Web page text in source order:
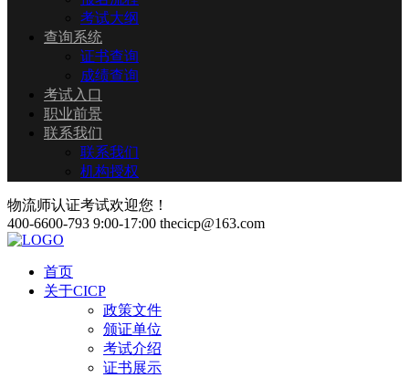
考试大纲
查询系统
证书查询
成绩查询
考试入口
职业前景
联系我们
联系我们
机构授权
物流师认证考试欢迎您！
400-6600-793 9:00-17:00 thecicp@163.com
首页
关于CICP
政策文件
颁证单位
考试介绍
证书展示